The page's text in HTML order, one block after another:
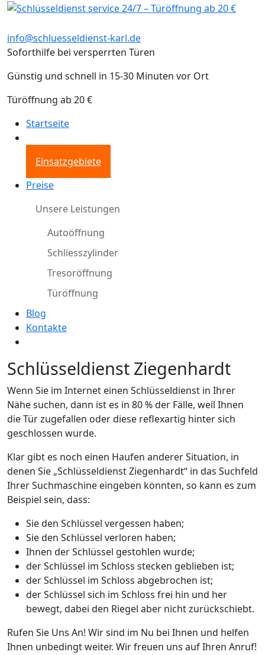
info@schluesseldienst-karl.de
Soforthilfe bei versperrten Türen
Günstig und schnell in 15-30 Minuten vor Ort
Türöffnung ab 20 €
Startseite
Einsatzgebiete
Preise
Unsere Leistungen
Autoöffnung
Schliesszylinder
Tresoröffnung
Türöffnung
Blog
Kontakte
Schlüsseldienst Ziegenhardt
Wenn Sie im Internet einen Schlüsseldienst in Ihrer
Nähe suchen, dann ist es in 80 % der Fälle, weil Ihnen
die Tür zugefallen oder diese reflexartig hinter sich
geschlossen wurde.
Klar gibt es noch einen Haufen anderer Situation, in
denen Sie „Schlüsseldienst Ziegenhardt“ in das Suchfeld
Ihrer Suchmaschine eingeben könnten, so kann es zum
Beispiel sein, dass:
Sie den Schlüssel vergessen haben;
Sie den Schlüssel verloren haben;
Ihnen der Schlüssel gestohlen wurde;
der Schlüssel im Schloss stecken geblieben ist;
der Schlüssel im Schloss abgebrochen ist;
der Schlüssel sich im Schloss frei hin und her
bewegt, dabei den Riegel aber nicht zurückschiebt.
Rufen Sie Uns An! Wir sind im Nu bei Ihnen und helfen
Ihnen unbedingt weiter. Wir freuen uns auf Ihren Anruf!